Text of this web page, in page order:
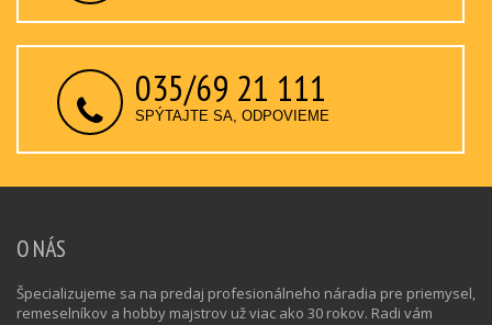
035/69 21 111
SPÝTAJTE SA, ODPOVIEME
O NÁS
Špecializujeme sa na predaj profesionálneho náradia pre priemysel,
remeselníkov a hobby majstrov už viac ako 30 rokov. Radi vám